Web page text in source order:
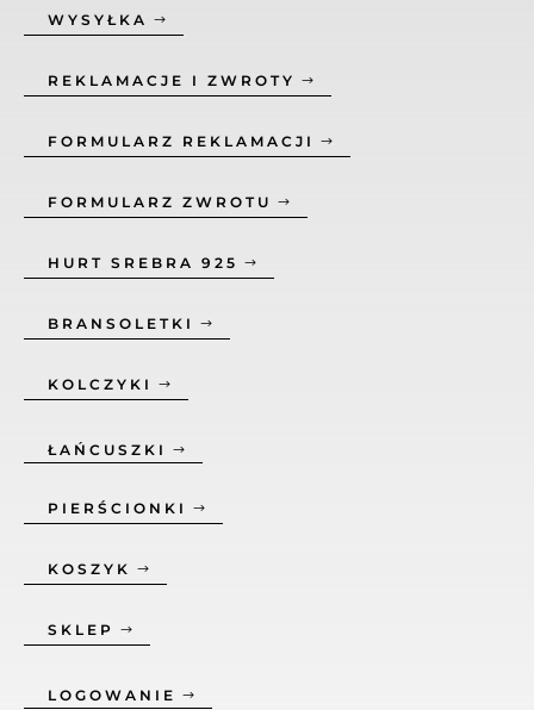
WYSYŁKA
REKLAMACJE I ZWROTY
FORMULARZ REKLAMACJI
FORMULARZ ZWROTU
HURT SREBRA 925
BRANSOLETKI
KOLCZYKI
ŁAŃCUSZKI
PIERŚCIONKI
KOSZYK
SKLEP
LOGOWANIE